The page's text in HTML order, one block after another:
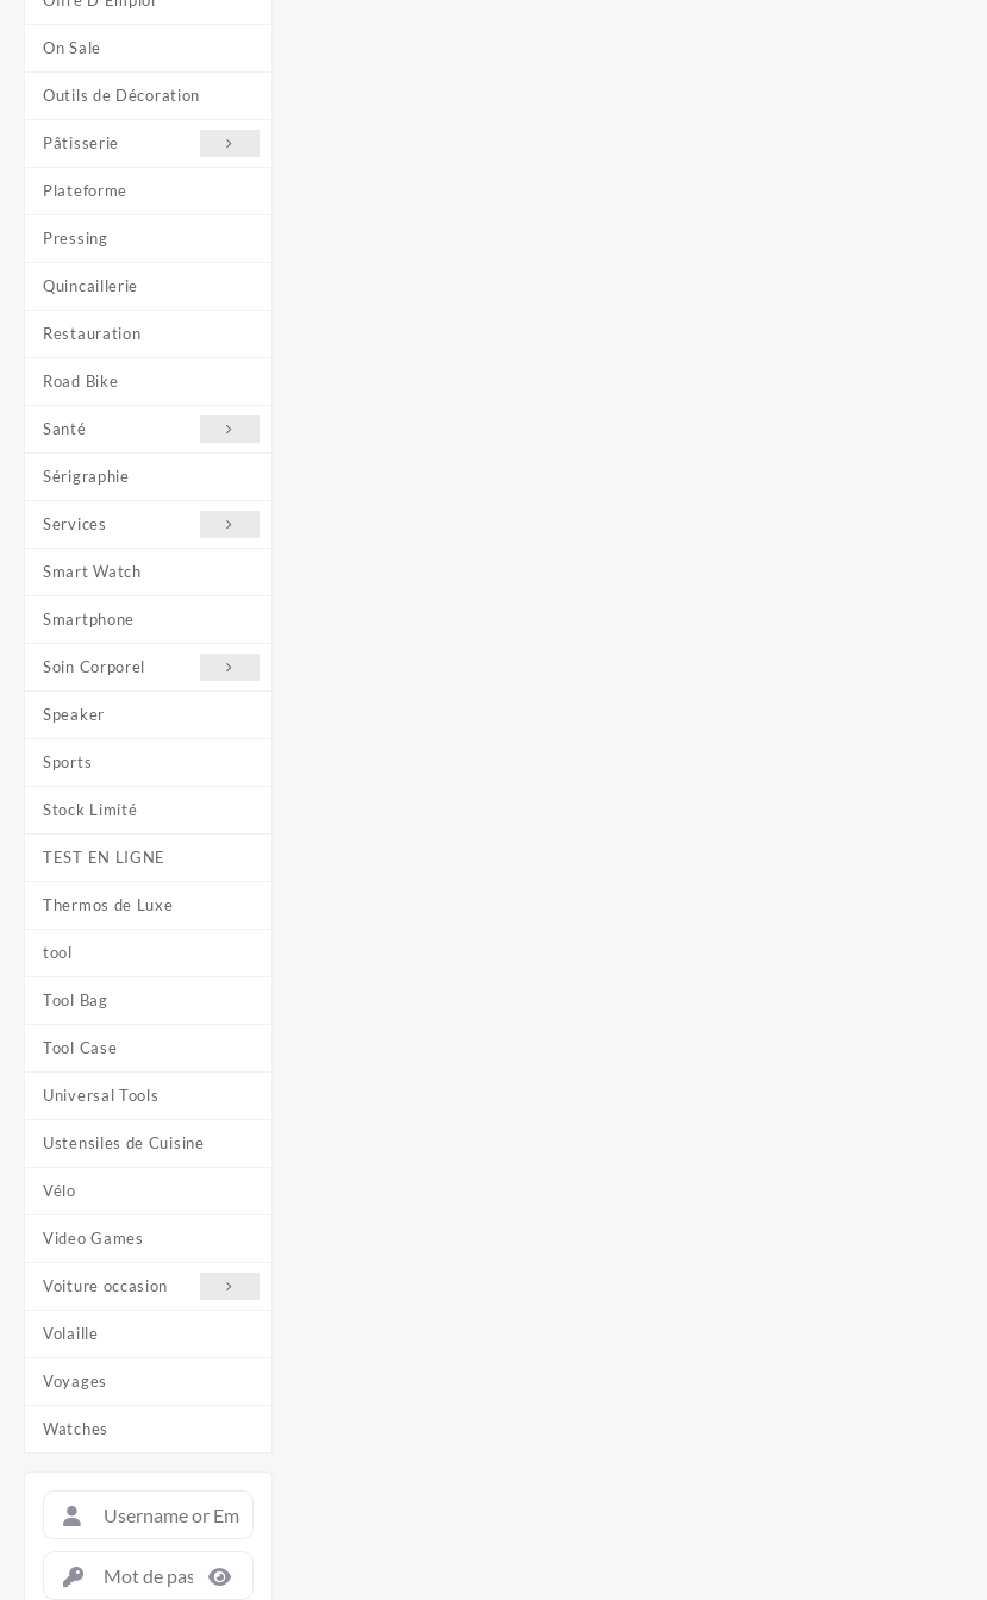
On Sale
Outils de Décoration
Pâtisserie
Plateforme
Pressing
Quincaillerie
Restauration
Road Bike
Santé
Sérigraphie
Services
Smart Watch
Smartphone
Soin Corporel
Speaker
Sports
Stock Limité
TEST EN LIGNE
Thermos de Luxe
tool
Tool Bag
Tool Case
Universal Tools
Ustensiles de Cuisine
Vélo
Video Games
Voiture occasion
Volaille
Voyages
Watches